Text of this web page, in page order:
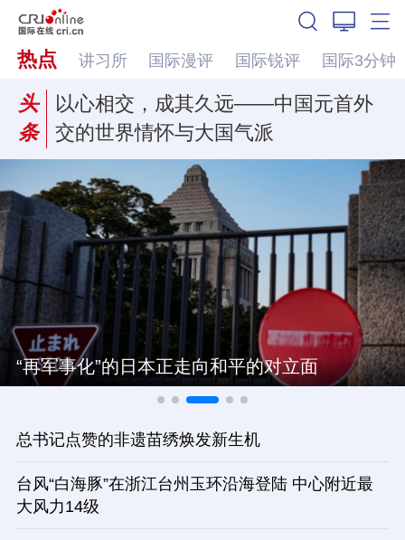
热点 讲习所 国际漫评 国际锐评 国际3分钟
头
条
以心相交，成其久远——中国元首外
交的世界情怀与大国气派
“再军事化”的日本正走向和平的对立面
总书记点赞的非遗苗绣焕发新生机
台风“白海豚”在浙江台州玉环沿海登陆 中心附近最
大风力14级